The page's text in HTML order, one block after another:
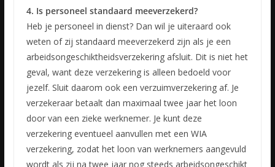
4. Is personeel standaard meeverzekerd?
Heb je personeel in dienst? Dan wil je uiteraard ook
weten of zij standaard meeverzekerd zijn als je een
arbeidsongeschiktheidsverzekering afsluit. Dit is niet het
geval, want deze verzekering is alleen bedoeld voor
jezelf. Sluit daarom ook een verzuimverzekering af. Je
verzekeraar betaalt dan maximaal twee jaar het loon
door van een zieke werknemer. Je kunt deze
verzekering eventueel aanvullen met een WIA
verzekering, zodat het loon van werknemers aangevuld
wordt als zij na twee jaar nog steeds arbeidsongeschikt